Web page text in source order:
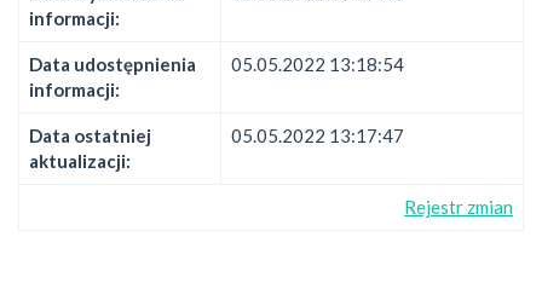
informacji:
Data udostępnienia
informacji:
05.05.2022 13:18:54
Data ostatniej
aktualizacji:
05.05.2022 13:17:47
Rejestr zmian